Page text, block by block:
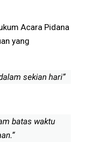
Acara Pidana
yang
sekian hari”
batas waktu